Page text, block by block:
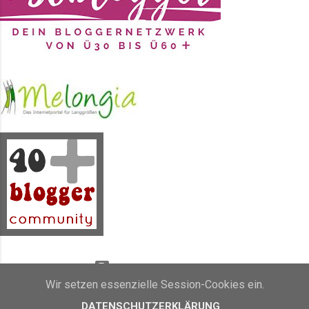
Nacht zum Tag mache. Durcharbeite.
Durchfeiere. Durchrede. Durch...
was auch immer . Schlafmangel
ausgleichen zu müssen,
nicht zu schlafen, weil ich
Wichtiges zu tun habe...
Wir setzen essenzielle Session-Cookies ein.
DATENSCHUTZERKLÄRUNG